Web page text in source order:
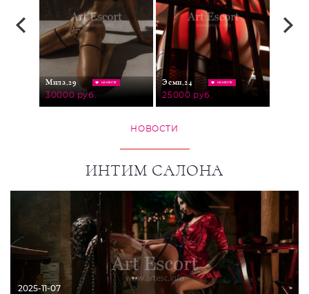
Мила,29 НА МЕСТЕ
30000 руб.
Эсми,24 НА МЕСТЕ
25000 руб.
НОВОСТИ
ИНТИМ САЛОНА
2025-11-07